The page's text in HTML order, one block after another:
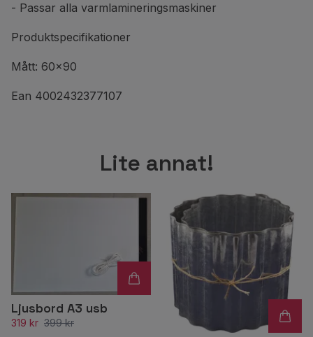
- Passar alla varmlamineringsmaskiner
Produktspecifikationer
Mått: 60x90
Ean 4002432377107
Lite annat!
Ljusbord A3 usb
319 kr 399 kr